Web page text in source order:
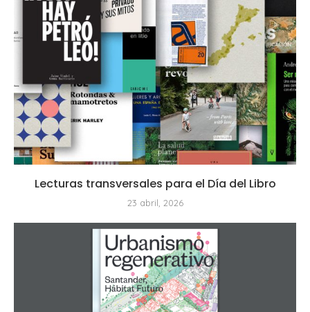
Lecturas transversales para el Día del Libro
23 abril, 2026